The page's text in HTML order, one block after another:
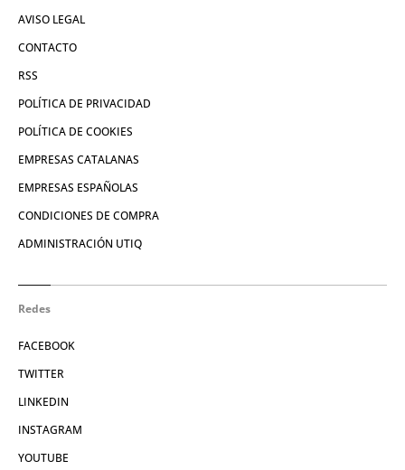
AVISO LEGAL
CONTACTO
RSS
POLÍTICA DE PRIVACIDAD
POLÍTICA DE COOKIES
EMPRESAS CATALANAS
EMPRESAS ESPAÑOLAS
CONDICIONES DE COMPRA
ADMINISTRACIÓN UTIQ
Redes
FACEBOOK
TWITTER
LINKEDIN
INSTAGRAM
YOUTUBE